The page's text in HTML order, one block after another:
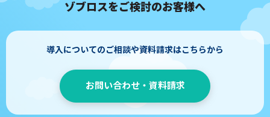
ゾブロスをご検討のお客様へ
導入についてのご相談や資料請求はこちらから
お問い合わせ・資料請求